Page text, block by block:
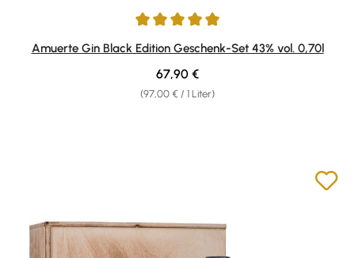
Durchschnittliche Bewertung von 5 von 5 Sternen
Amuerte Gin Black Edition Geschenk-Set 43% vol. 0,70l
(97,00 € / 1 Liter)
Regulärer Preis:
67,90 €